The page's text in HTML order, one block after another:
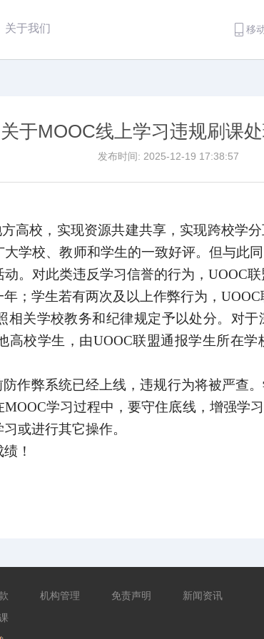
关于我们 移
关于MOOC线上学习违规刷课
发布时间: 2025-12-19 17:38:57
高校，实现资源共建共享，实现跨校学
学校、教师和学生的一致好评。但与此
动。对此类违反学习信誉的行为， UOOC联
；学生若有两次及以上作弊行为， UOOC
相关学校教务和纪律规定予以处分。对
高校学生，由UOOC联盟通报学生所在学
作弊系统已经上线，违规行为将被严查
MOOC学习过程中，要守住底线，增强学
或进行其它操作。
！
机构管理 免责声明
新闻资讯